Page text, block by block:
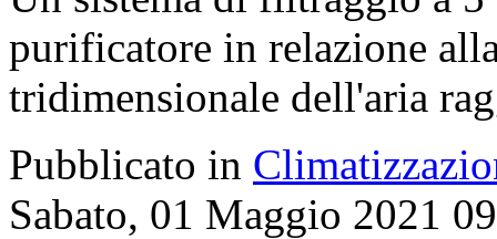
purificatore in relazione
tridimensionale dell'aria
Pubblicato in
Sabato, 01 Maggio 2021